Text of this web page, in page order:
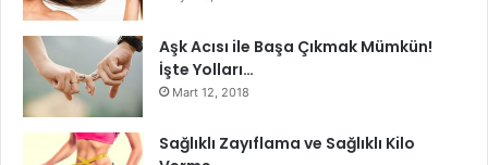
Eğer bağışıklık sisteminiz de bir yavaşlama olduysa,
güçlendirmek için vitamin deposu gıdalardan yardım
alabilirsiniz. Mevsim geçişlerin de mutlaka bir çoğumuz
stres altında oluyoruz ve bu stresten dolayı bağışıklık
sistemimizde sorunlar yaşanıyor. Bahar mevsimin de
Aşk Acısı ile Başa Çıkmak Mümkün!
İşte Yolları…
Mart 12, 2018
Sağlıklı Zayıflama ve Sağlıklı Kilo